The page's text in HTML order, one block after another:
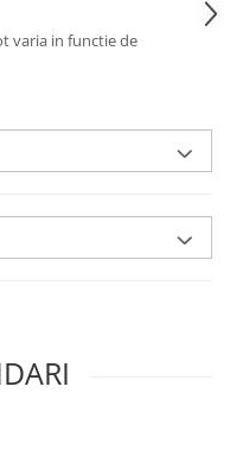
varia in functie de